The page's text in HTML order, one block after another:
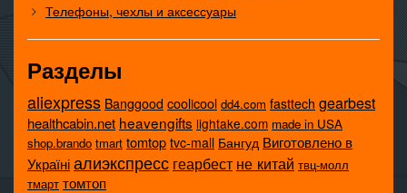
Телефоны, чехлы и аксессуары
Разделы
aliexpress Banggood coolicool dd4.com fasttech gearbest
healthcabin.net heavengifts lightake.com made in USA
shop.brando tmart tomtop tvc-mall Бангуд Виготовлено в
Україніалиэкспресс геарбест не китай твц-молл
тмарт томтоп